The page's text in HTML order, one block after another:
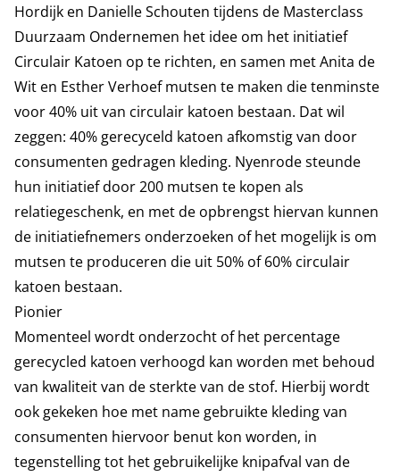
Hordijk en Danielle Schouten tijdens de Masterclass
Duurzaam Ondernemen het idee om het initiatief
Circulair Katoen op te richten, en samen met Anita de
Wit en Esther Verhoef mutsen te maken die tenminste
voor 40% uit van circulair katoen bestaan. Dat wil
zeggen: 40% gerecyceld katoen afkomstig van door
consumenten gedragen kleding. Nyenrode steunde
hun initiatief door 200 mutsen te kopen als
relatiegeschenk, en met de opbrengst hiervan kunnen
de initiatiefnemers onderzoeken of het mogelijk is om
mutsen te produceren die uit 50% of 60% circulair
katoen bestaan.
Pionier
Momenteel wordt onderzocht of het percentage
gerecycled katoen verhoogd kan worden met behoud
van kwaliteit van de sterkte van de stof. Hierbij wordt
ook gekeken hoe met name gebruikte kleding van
consumenten hiervoor benut kon worden, in
tegenstelling tot het gebruikelijke knipafval van de